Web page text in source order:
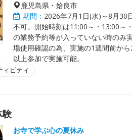
鹿児島県・姶良市
期間： 2026年7月1日(水)～8月
不可。開始時刻は11:00～・13:00～
の業務予約等が入っていない時のみ
場使用確認の為、実施の1週間前か
以上参加で実施可能。
ィビティ
験
お寺で学ぶ心の夏休み